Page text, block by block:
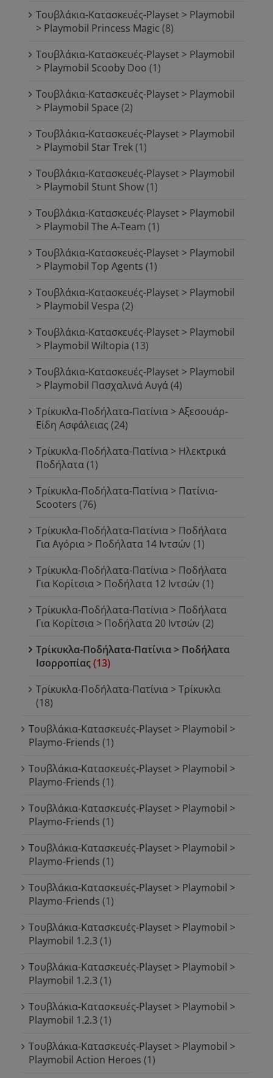
Τουβλάκια-Κατασκευές-Playset > Playmobil
> Playmobil Princess Magic (8)
Τουβλάκια-Κατασκευές-Playset > Playmobil
> Playmobil Scooby Doo (1)
Τουβλάκια-Κατασκευές-Playset > Playmobil
> Playmobil Space (2)
Τουβλάκια-Κατασκευές-Playset > Playmobil
> Playmobil Star Trek(1)
Τουβλάκια-Κατασκευές-Playset > Playmobil
> Playmobil Stunt Show(1)
Τουβλάκια-Κατασκευές-Playset > Playmobil
> Playmobil The A-Team (1)
Τουβλάκια-Κατασκευές-Playset > Playmobil
> Playmobil Top Agents (1)
Τουβλάκια-Κατασκευές-Playset > Playmobil
> Playmobil Vespa (2)
Τουβλάκια-Κατασκευές-Playset > Playmobil
> Playmobil Wiltopia (13)
Τουβλάκια-Κατασκευές-Playset > Playmobil
> Playmobil Πασχαλινά Αυγά(4)
Τρίκυκλα-Ποδήλατα-Πατίνια > Αξεσουάρ-
Είδη Ασφάλειας (24)
Τρίκυκλα-Ποδήλατα-Πατίνια > Ηλεκτρικά
Ποδήλατα(1)
Τρίκυκλα-Ποδήλατα-Πατίνια > Πατίνια-
Scooters (76)
Τρίκυκλα-Ποδήλατα-Πατίνια > Ποδήλατα
Για Αγόρια > Ποδήλατα 14 Ιντσών (1)
Τρίκυκλα-Ποδήλατα-Πατίνια > Ποδήλατα
Για Κορίτσια > Ποδήλατα 12 Ιντσών (1)
Τρίκυκλα-Ποδήλατα-Πατίνια > Ποδήλατα
Για Κορίτσια > Ποδήλατα 20 Ιντσών (2)
Τρίκυκλα-Ποδήλατα-Πατίνια > Ποδήλατα
Ισορροπίας(13)
Τρίκυκλα-Ποδήλατα-Πατίνια > Τρίκυκλα
(18)
Τουβλάκια-Κατασκευές-Playset > Playmobil >
Playmo-Friends (1)
Τουβλάκια-Κατασκευές-Playset > Playmobil >
Playmo-Friends (1)
Τουβλάκια-Κατασκευές-Playset > Playmobil >
Playmo-Friends (1)
Τουβλάκια-Κατασκευές-Playset > Playmobil >
Playmo-Friends (1)
Τουβλάκια-Κατασκευές-Playset > Playmobil >
Playmo-Friends (1)
Τουβλάκια-Κατασκευές-Playset > Playmobil >
Playmobil 1.2.3 (1)
Τουβλάκια-Κατασκευές-Playset > Playmobil >
Playmobil 1.2.3 (1)
Τουβλάκια-Κατασκευές-Playset > Playmobil >
Playmobil 1.2.3 (1)
Τουβλάκια-Κατασκευές-Playset > Playmobil >
Playmobil Action Heroes (1)